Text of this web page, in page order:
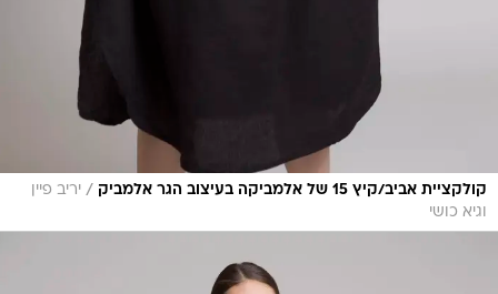
קולקציית אביב/קיץ 15 של אלמביקה בעיצוב הגר אלמביק / יריב פיין
וגיא כושי